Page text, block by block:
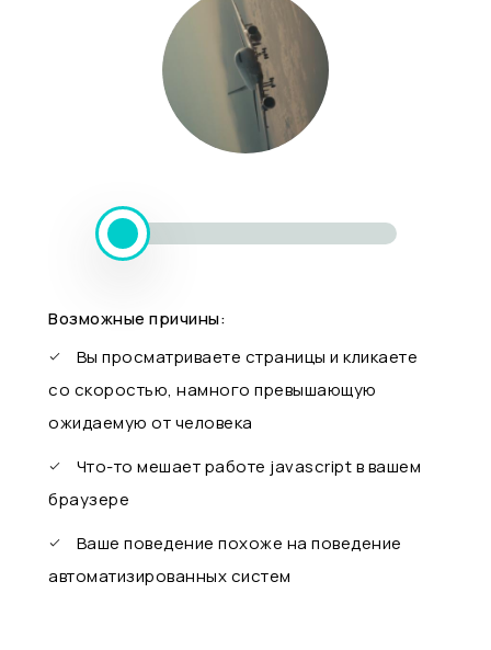
Возможные причины:
Вы просматриваете страницы и кликаете
со скоростью, намного превышающую
ожидаемую от человека
Что-то мешает работе javascript в вашем
браузере
Ваше поведение похоже на поведение
автоматизированных систем